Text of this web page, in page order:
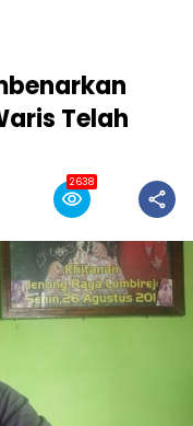
Telah
2638